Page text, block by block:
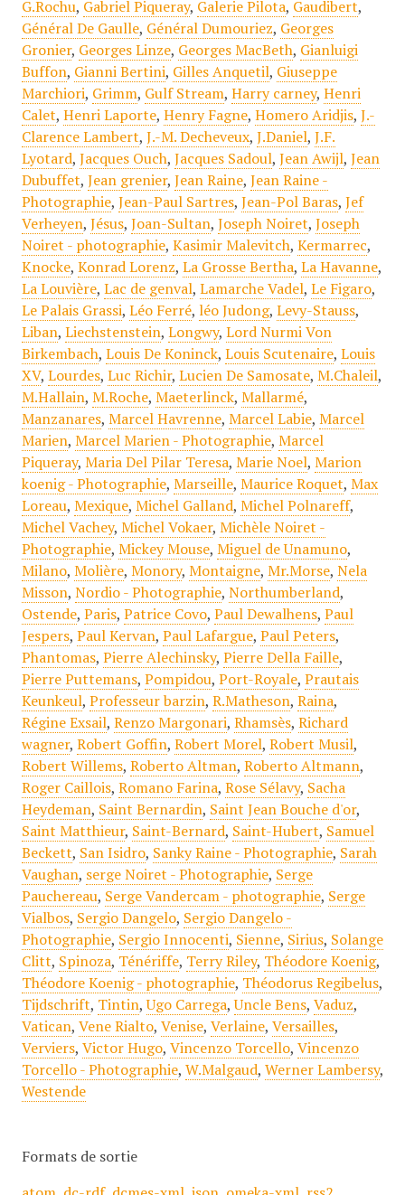
G.Rochu, Gabriel Piqueray, Galerie Pilota, Gaudibert,
Général De Gaulle, Général Dumouriez, Georges
Gronier, Georges Linze, Georges MacBeth, Gianluigi
Buffon, Gianni Bertini, Gilles Anquetil, Giuseppe
Marchiori, Grimm, Gulf Stream, Harry carney, Henri
Calet, Henri Laporte, Henry Fagne, Homero Aridjis, J.-
Clarence Lambert, J.-M. Decheveux, J.Daniel, J.F.
Lyotard, Jacques Ouch, Jacques Sadoul, Jean Awijl, Jean
Dubuffet, Jean grenier, Jean Raine, Jean Raine -
Photographie, Jean-Paul Sartres, Jean-Pol Baras, Jef
Verheyen, Jésus, Joan-Sultan, Joseph Noiret, Joseph
Noiret - photographie, Kasimir Malevitch, Kermarrec,
Knocke, Konrad Lorenz, La Grosse Bertha, La Havanne,
La Louvière, Lac de genval, Lamarche Vadel, Le Figaro,
Le Palais Grassi, Léo Ferré, léo Judong, Levy-Stauss,
Liban, Liechstenstein, Longwy, Lord Nurmi Von
Birkembach, Louis De Koninck, Louis Scutenaire, Louis
XV, Lourdes, Luc Richir, Lucien De Samosate, M.Chaleil,
M.Hallain, M.Roche, Maeterlinck, Mallarmé,
Manzanares, Marcel Havrenne, Marcel Labie, Marcel
Marien, Marcel Marien - Photographie, Marcel
Piqueray, Maria Del Pilar Teresa, Marie Noel, Marion
koenig - Photographie, Marseille, Maurice Roquet, Max
Loreau, Mexique, Michel Galland, Michel Polnareff,
Michel Vachey, Michel Vokaer, Michèle Noiret -
Photographie, Mickey Mouse, Miguel de Unamuno,
Milano, Molière, Monory, Montaigne, Mr.Morse, Nela
Misson, Nordio - Photographie, Northumberland,
Ostende, Paris, Patrice Covo, Paul Dewalhens, Paul
Jespers, Paul Kervan, Paul Lafargue, Paul Peters,
Phantomas, Pierre Alechinsky, Pierre Della Faille,
Pierre Puttemans, Pompidou, Port-Royale, Prautais
Keunkeul, Professeur barzin, R.Matheson, Raina,
Régine Exsail, Renzo Margonari, Rhamsès, Richard
wagner, Robert Goffin, Robert Morel, Robert Musil,
Robert Willems, Roberto Altman, Roberto Altmann,
Roger Caillois, Romano Farina, Rose Sélavy, Sacha
Heydeman, Saint Bernardin, Saint Jean Bouche d'or,
Saint Matthieur, Saint-Bernard, Saint-Hubert, Samuel
Beckett, San Isidro, Sanky Raine - Photographie, Sarah
Vaughan, serge Noiret - Photographie, Serge
Pauchereau, Serge Vandercam - photographie, Serge
Vialbos, Sergio Dangelo, Sergio Dangelo -
Photographie, Sergio Innocenti, Sienne, Sirius, Solange
Clitt, Spinoza, Ténériffe, Terry Riley, Théodore Koenig,
Théodore Koenig - photographie, Théodorus Regibelus,
Tijdschrift, Tintin,Ugo Carrega,Uncle Bens, Vaduz,
Vatican, Vene Rialto, Venise, Verlaine, Versailles,
Verviers, Victor Hugo, Vincenzo Torcello, Vincenzo
Torcello - Photographie, W.Malgaud, Werner Lambersy,
Westende
Formats de sortie